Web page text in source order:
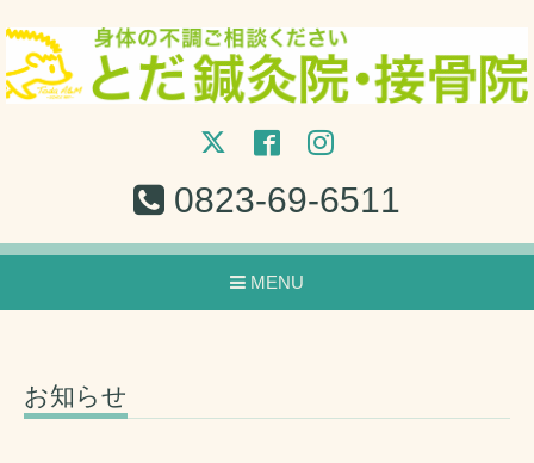
0823-69-6511
MENU
お知らせ